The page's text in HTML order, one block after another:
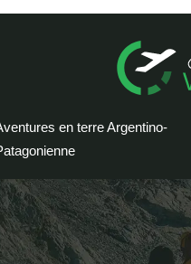
en terre Argentino-